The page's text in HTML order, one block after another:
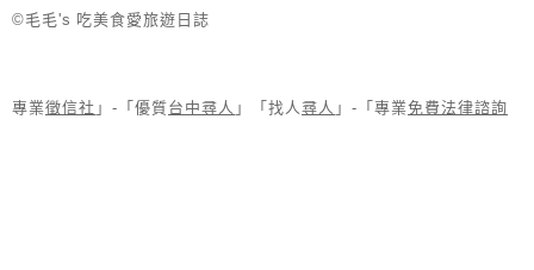
©毛毛's 吃美食愛旅遊日誌
專業徵信社 」-「優質台中尋人 」「找人 尋人 」-「專業免費法律諮詢